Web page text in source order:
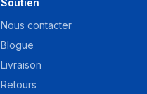
Nous contacter
Blogue
Livraison
Retours